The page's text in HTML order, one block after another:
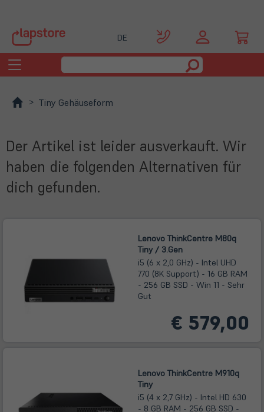
DE
Toggle
navigation
Tiny Gehäuseform
Der Artikel ist leider ausverkauft. Wir
haben die folgenden Alternativen für
dich gefunden.
Lenovo ThinkCentre M80q
Tiny / 3.Gen
i5 (6 x 2,0 GHz) - Intel UHD
770 (8K Support) - 16 GB RAM
- 256 GB SSD - Win 11 - Sehr
Gut
€ 579,00
Lenovo ThinkCentre M910q
Tiny
i5 (4 x 2,7 GHz) - Intel HD 630
- 8 GB RAM - 256 GB SSD -